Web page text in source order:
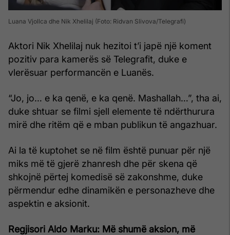
Luana Vjollca dhe Nik Xhelilaj (Foto: Ridvan Slivova/Telegrafi)
Aktori Nik Xhelilaj nuk hezitoi t’i japë një koment
pozitiv para kamerës së Telegrafit, duke e
vlerësuar performancën e Luanës.
“Jo, jo… e ka qenë, e ka qenë. Mashallah…”, tha ai,
duke shtuar se filmi sjell elemente të ndërthurura
mirë dhe ritëm që e mban publikun të angazhuar.
Ai la të kuptohet se në film është punuar për një
miks më të gjerë zhanresh dhe për skena që
shkojnë përtej komedisë së zakonshme, duke
përmendur edhe dinamikën e personazheve dhe
aspektin e aksionit.
Regjisori Aldo Marku: Më shumë aksion, më